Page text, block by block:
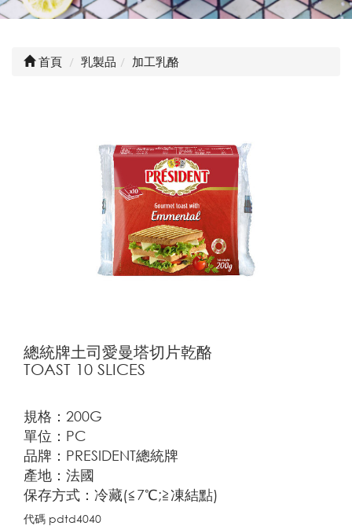
首頁 乳製品 加工乳酪
總統牌土司愛曼塔切片乾酪
TOAST 10 SLICES
規格：200G
單位：PC
品牌：PRESIDENT總統牌
產地：法國
保存方式：冷藏(≦7℃;≧凍結點)
代碼 pdtd4040